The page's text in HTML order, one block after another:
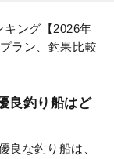
キング【2026年
ラン、釣果比較
良釣り船はど
良な釣り船は、